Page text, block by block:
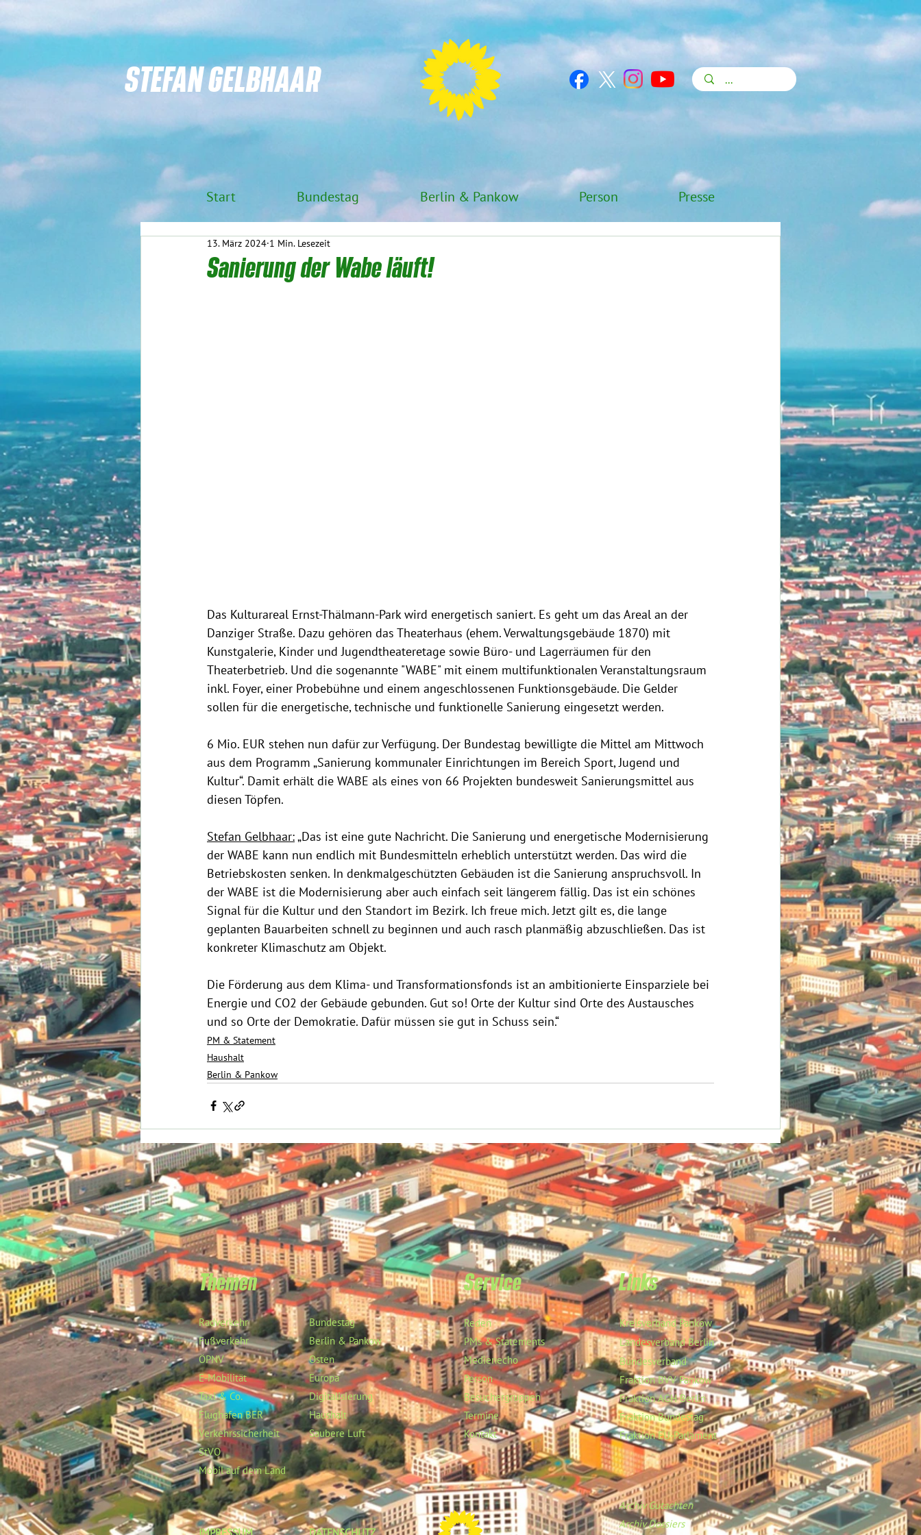
STEFAN GELBHAAR
Sanierung der Wabe läuft!
13. März 2024 1 Min. Lesezeit
Das Kulturareal Ernst-Thälmann-Park wird energetisch saniert. Es geht um das Areal an der
Danziger Straße. Dazu gehören das Theaterhaus (ehem. Verwaltungsgebäude 1870) mit
Kunstgalerie, Kinder und Jugendtheateretage sowie Büro- und Lagerräumen für den
Theaterbetrieb. Und die sogenannte "WABE" mit einem multifunktionalen Veranstaltungsraum
inkl. Foyer, einer Probebühne und einem angeschlossenen Funktionsgebäude. Die Gelder
sollen für die energetische, technische und funktionelle Sanierung eingesetzt werden.
6 Mio. EUR stehen nun dafür zur Verfügung. Der Bundestag bewilligte die Mittel am Mittwoch
aus dem Programm „Sanierung kommunaler Einrichtungen im Bereich Sport, Jugend und
Kultur“. Damit erhält die WABE als eines von 66 Projekten bundesweit Sanierungsmittel aus
diesen Töpfen.
Stefan Gelbhaar: „Das ist eine gute Nachricht. Die Sanierung und energetische Modernisierung
der WABE kann nun endlich mit Bundesmitteln erheblich unterstützt werden. Das wird die
Betriebskosten senken. In denkmalgeschützten Gebäuden ist die Sanierung anspruchsvoll. In
der WABE ist die Modernisierung aber auch einfach seit längerem fällig. Das ist ein schönes
Signal für die Kultur und den Standort im Bezirk. Ich freue mich. Jetzt gilt es, die lange
geplanten Bauarbeiten schnell zu beginnen und auch rasch planmäßig abzuschließen. Das ist
konkreter Klimaschutz am Objekt.
Die Förderung aus dem Klima- und Transformationsfonds ist an ambitionierte Einsparziele bei
Energie und CO2 der Gebäude gebunden. Gut so! Orte der Kultur sind Orte des Austausches
und so Orte der Demokratie. Dafür müssen sie gut in Schuss sein.“
PM & Statement
Haushalt
Berlin & Pankow
Start Bundestag Berlin & Pankow Person Presse
Themen
Radverkehr
Fußverkehr
ÖPNV
E-Mobilität
Taxi & Co.
Flughafen BER
Verkehrssicherheit
StVO
Mobil auf dem Land
Bundestag
Berlin & Pankow
Osten
Europa
Digitalisierung
Haushalt
Saubere Luft
Service
Reden
PMs & Statements
Medienecho
Person
Besuchergruppen
Termine
Kontakt
Links
Kreisverband Pankow
Landesverband Berlin
Bundesverband
Fraktion BVV Pankow
Fraktion AGH Berlin
Fraktion Bundestag
Fraktion EU-Parlament
Archiv Gutachten
Archiv Dossiers